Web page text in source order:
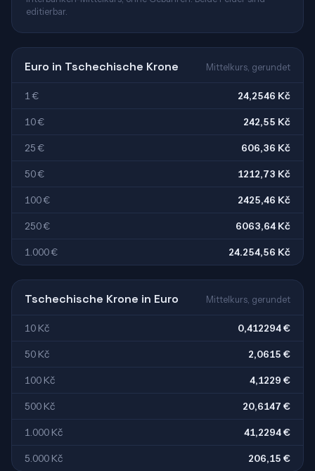
editierbar.
Euro in Tschechische Krone Mittelkurs, gerundet
1 € 24,2546 Kč
10 € 242,55 Kč
25 € 606,36 Kč
50 € 1212,73 Kč
100 € 2425,46 Kč
250 € 6063,64 Kč
1.000 € 24.254,56 Kč
Tschechische Krone in Euro Mittelkurs, gerundet
10 Kč 0,412294 €
50 Kč 2,0615 €
100 Kč 4,1229 €
500 Kč 20,6147 €
1.000 Kč 41,2294 €
5.000 Kč 206,15 €